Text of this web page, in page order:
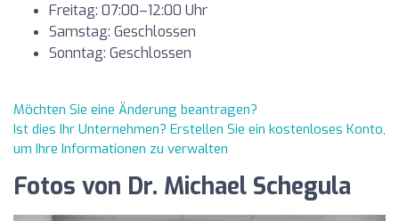
Freitag: 07:00–12:00 Uhr
Samstag: Geschlossen
Sonntag: Geschlossen
Möchten Sie eine Änderung beantragen?
Ist dies Ihr Unternehmen? Erstellen Sie ein kostenloses Konto,
um Ihre Informationen zu verwalten
Fotos von Dr. Michael Schegula